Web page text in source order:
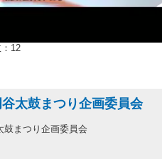
12
太鼓まつり企画委員会
鼓まつり企画委員会